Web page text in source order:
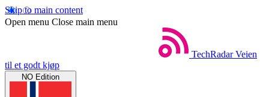
Skip to main content
Open menu Close main menu
TechRadar Veien
til et godt kjøp
NO Edition